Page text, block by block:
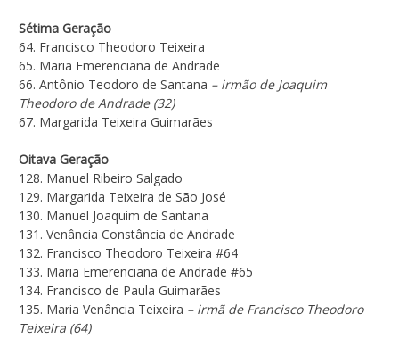
Sétima Geração
64. Francisco Theodoro Teixeira
65. Maria Emerenciana de Andrade
66. Antônio Teodoro de Santana – irmão de Joaquim
Theodoro de Andrade (32)
67. Margarida Teixeira Guimarães
Oitava Geração
128. Manuel Ribeiro Salgado
129. Margarida Teixeira de São José
130. Manuel Joaquim de Santana
131. Venância Constância de Andrade
132. Francisco Theodoro Teixeira #64
133. Maria Emerenciana de Andrade #65
134. Francisco de Paula Guimarães
135. Maria Venância Teixeira – irmã de Francisco Theodoro
Teixeira (64)